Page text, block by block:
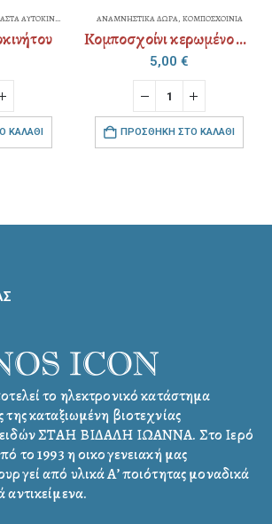
ΑΥΤΟΚΙΝΗΤΟΥ
ΚΑΛΆΘΙ
ΑΝΑΜΝΗΣΤΙΚΑ ΔΩΡΑ, ΚΟΜΠΟΣΧΟΙΝΙΑ
Κομποσχοίνι κερωμένο ψιλό – μεταλλικό “σταυρός” – strass
5,00 €
ΠΡΟΣΘΉΚΗ ΣΤΟ ΚΑΛΆΘΙ
το ηλεκτρονικό κατάστημα
καταξιωμένη βιοτεχνίας
ειδών ΣΤΑΗ ΒΙΔΑΛΗ ΙΩΑΝΝΑ. Στο Ιερό
το 1993 η οικογενειακή μας
από υλικά Α’ ποιότητας μοναδικά